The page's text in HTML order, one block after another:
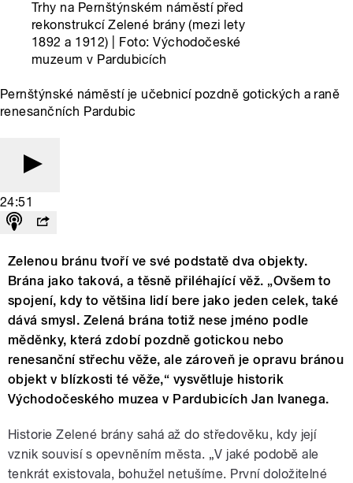
Trhy na Pernštýnském náměstí před
rekonstrukcí Zelené brány (mezi lety
1892 a 1912) | Foto: Východočeské
muzeum v Pardubicích
Pernštýnské náměstí je učebnicí pozdně gotických a raně
renesančních Pardubic
24:51
Zelenou bránu tvoří ve své podstatě dva objekty.
Brána jako taková, a těsně přiléhající věž. „Ovšem to
spojení, kdy to většina lidí bere jako jeden celek, také
dává smysl. Zelená brána totiž nese jméno podle
měděnky, která zdobí pozdně gotickou nebo
renesanční střechu věže, ale zároveň je opravu bránou
objekt v blízkosti té věže,“ vysvětluje historik
Východočeského muzea v Pardubicích Jan Ivanega.
Historie Zelené brány sahá až do středověku, kdy její
vznik souvisí s opevněním města. „V jaké podobě ale
tenkrát existovala, bohužel netušíme. První doložitelné